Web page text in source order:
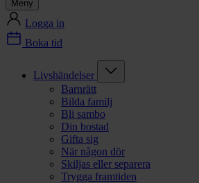
Meny
Logga in
Boka tid
Livshändelser
Barnrätt
Bilda familj
Bli sambo
Din bostad
Gifta sig
När någon dör
Skiljas eller separera
Trygga framtiden